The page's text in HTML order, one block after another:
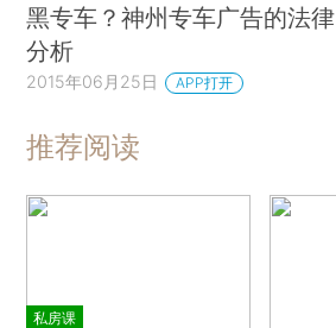
黑专车？神州专车广告的法律
分析
2015年06月25日 APP打开
推荐阅读
私房课